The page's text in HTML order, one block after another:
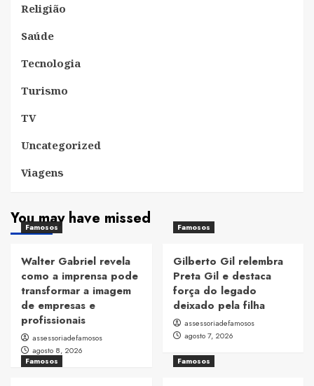
Religião
Saúde
Tecnologia
Turismo
TV
Uncategorized
Viagens
You may have missed
Famosos
Walter Gabriel revela
como a imprensa pode
transformar a imagem
de empresas e
profissionais
assessoriadefamosos
agosto 8, 2026
Famosos
Gilberto Gil relembra
Preta Gil e destaca
força do legado
deixado pela filha
assessoriadefamosos
agosto 7, 2026
Famosos Famosos